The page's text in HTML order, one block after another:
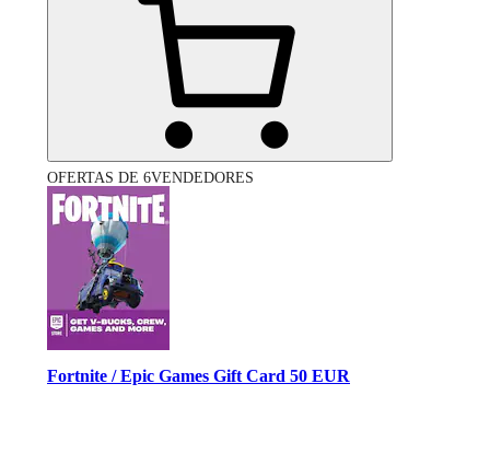
OFERTAS DE 6VENDEDORES
Fortnite / Epic Games Gift Card 50 EUR